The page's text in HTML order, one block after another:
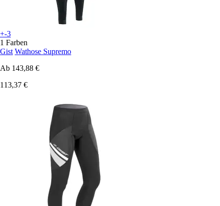
+-3
1 Farben
Gist Wathose Supremo
Ab 143,88 €
113,37 €